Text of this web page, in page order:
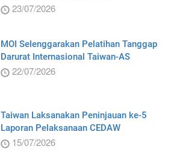
23/07/2026
MOI Selenggarakan Pelatihan Tanggap
Darurat Internasional Taiwan-AS
22/07/2026
Taiwan Laksanakan Peninjauan ke-5
Laporan Pelaksanaan CEDAW
15/07/2026